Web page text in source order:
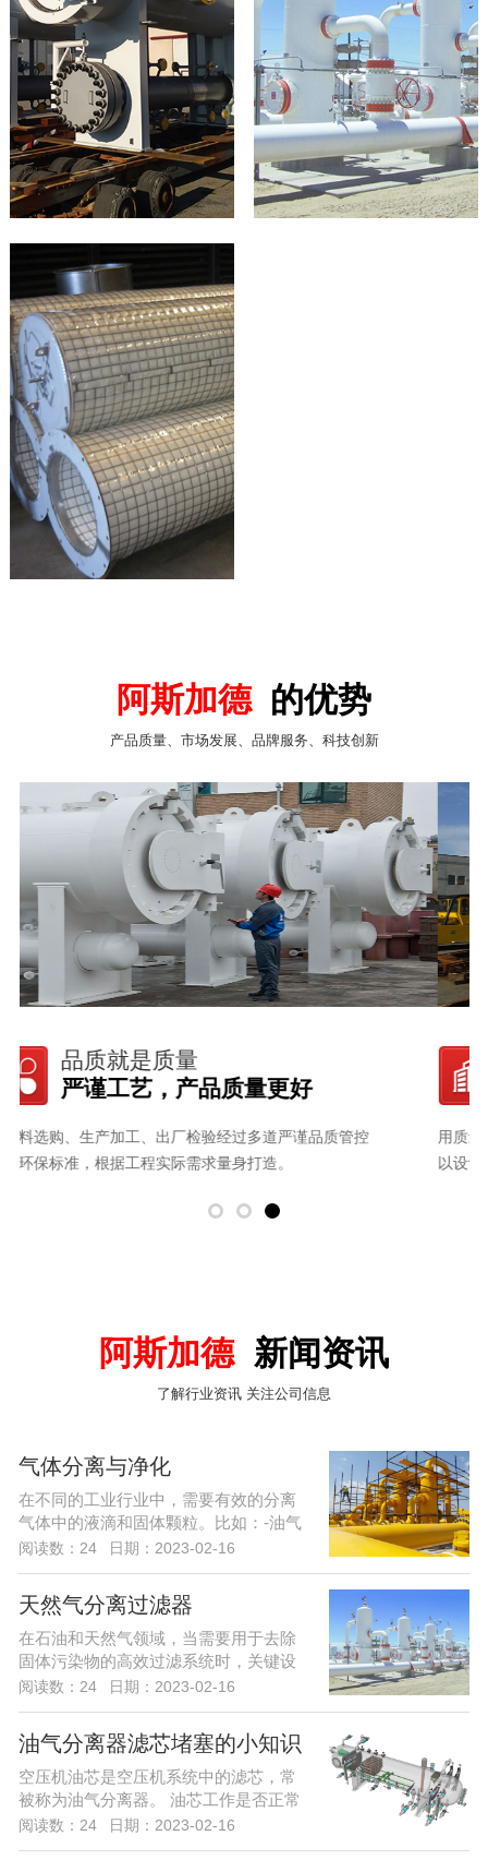
阿斯加德 的优势
产品质量、市场发展、品牌服务、科技创新
完善的售后
7*24小时专业人员为您服务
用质量说话，用客户满意度说话：一直为客户提供完善的服务
以设计、科技、质量、售后多方面为客户提供完善的服务。
视
坚
阿斯加德 新闻资讯
了解行业资讯 关注公司信息
气体分离与净化
在不同的工业行业中，需要有效的分离
气体中的液滴和固体颗粒。比如：-油气
分离计量；...
阅读数：24 日期：2023-02-16
天然气分离过滤器
在石油和天然气领域，当需要用于去除
固体污染物的高效过滤系统时，关键设
备中将使用干...
阅读数：24 日期：2023-02-16
油气分离器滤芯堵塞的小知识
空压机油芯是空压机系统中的滤芯，常
被称为油气分离器。 油芯工作是否正常
影响空压机...
阅读数：24 日期：2023-02-16